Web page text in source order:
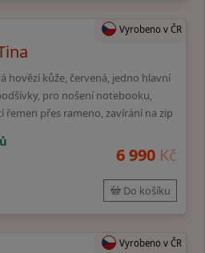
Vyrobeno v ČR
hovězí kůže, červená, jedno hlavní
pro nošení notebooku,
řemen přes rameno, zavírání na zip
6 990 Kč
Do košíku
Vyrobeno v ČR